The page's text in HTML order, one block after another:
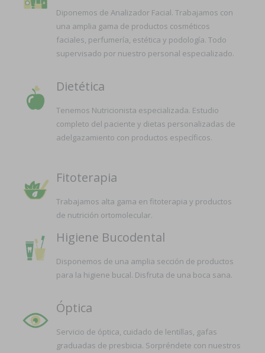
Diponemos de Analizador Facial. Trabajamos con
una amplia gama de productos cosméticos
faciales, perfumería, estética y podología. Todo
supervisado por nuestro personal especializado.
Dietética
Tenemos Nutricionista especializada. Estudio
completo del paciente y dietas personalizadas de
adelgazamiento con productos específicos.
Fitoterapia
Trabajamos alta gama en fitoterapia y productos
de nutrición ortomolecular.
Higiene Bucodental
Disponemos de una amplia sección de productos
para la higiene bucal. Disfruta de una boca sana.
Óptica
Servicio de óptica, cuidado de lentillas, gafas
graduadas de presbicia. Sorpréndete con nuestros